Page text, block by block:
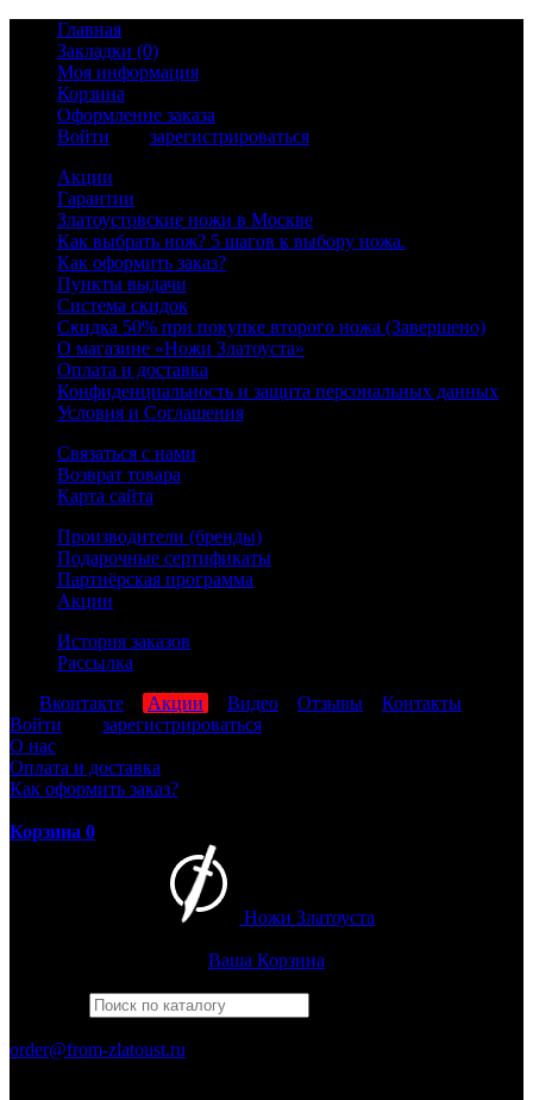
Главная
Закладки (0)
Моя информация
Корзина
Оформление заказа
Войти
зарегистрироваться
Акции
Гарантии
Златоустовские ножи в Москве
Как выбрать нож? 5 шагов к выбору ножа.
Как оформить заказ?
Пункты выдачи
Система скидок
Скидка 50% при покупке второго ножа (Завершено)
О магазине «Ножи Златоуста»
Оплата и доставка
Конфиденциальность и защита персональных данных
Условия и Соглашения
Связаться с нами
Возврат товара
Карта сайта
Производители (бренды)
Подарочные сертификаты
Партнёрская программа
Акции
История заказов
Рассылка
Вконтакте Акции Видео Отзывы
Контакты
Войти
зарегистрироваться
О нас
Оплата и доставка
Как оформить заказ?
Корзина 0
Ножи Златоуста
Ваша Корзина
order@from-zlatoust.ru